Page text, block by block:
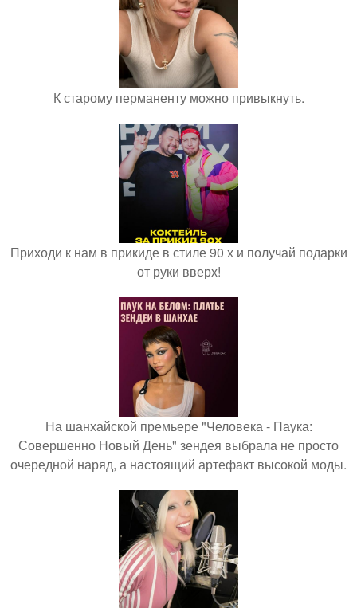
К старому перманенту можно привыкнуть.
Приходи к нам в прикиде в стиле 90 х и получай подарки
от руки вверх!
На шанхайской премьере "Человека - Паука:
Совершенно Новый День" зендея выбрала не просто
очередной наряд, а настоящий артефакт высокой моды.